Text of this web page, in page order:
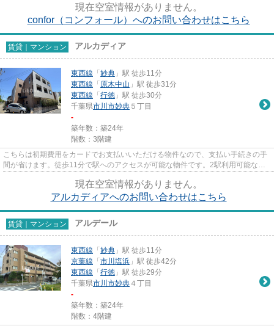
現在空室情報がありません。
confor（コンフォール）へのお問い合わせはこちら
賃貸｜マンション アルカディア
東西線 「 妙典 」駅 徒歩11分
東西線 「 原木中山 」駅 徒歩31分
東西線 「 行徳 」駅 徒歩30分
千葉県市川市妙典 ５丁目
-
築年数：築24年
階数：3階建
こちらは初期費用をカードでお支払いいただける物件なので、支払い手続きの手
間が省けます。徒歩11分で駅へのアクセスが可能な物件です。2駅利用可能な物
現在空室情報がありません。
アルカディアへのお問い合わせはこちら
賃貸｜マンション アルデール
東西線 「 妙典 」駅 徒歩11分
京葉線 「 市川塩浜 」駅 徒歩42分
東西線 「 行徳 」駅 徒歩29分
千葉県市川市妙典 ４丁目
-
築年数：築24年
階数：4階建